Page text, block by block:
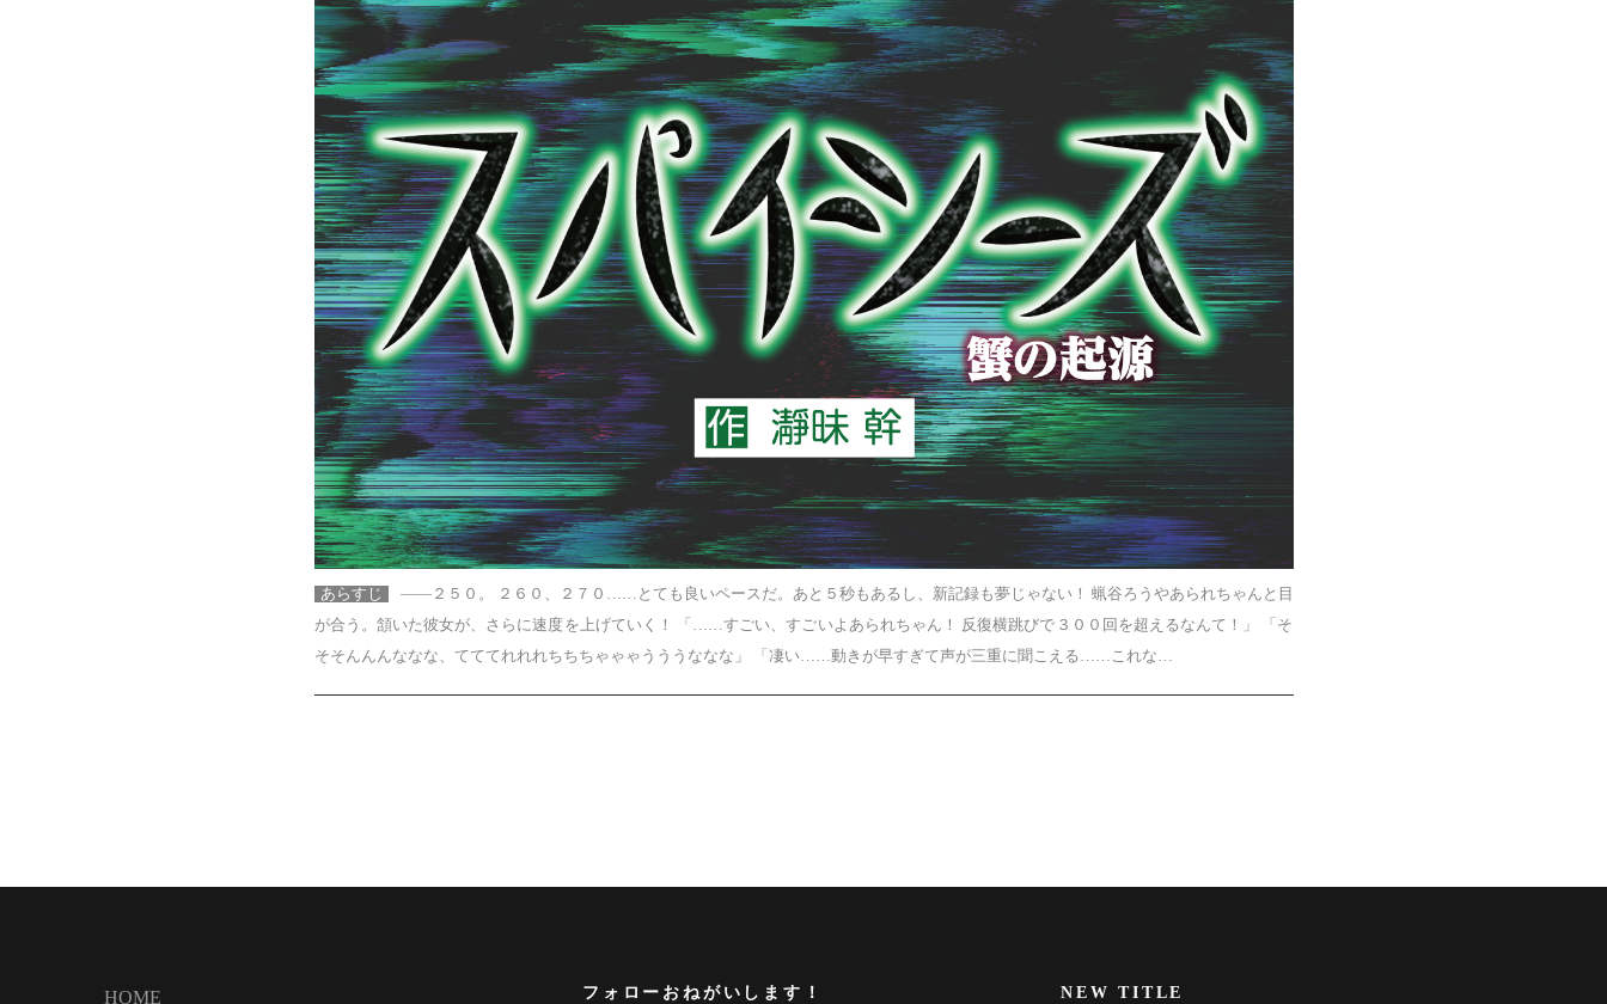
あらすじ
――２５０。 ２６０、２７０……とても良いペースだ。あと５秒もあるし、新記録も夢じゃない！ 蝋谷ろうやあられちゃんと目
が合う。頷いた彼女が、さらに速度を上げていく！ 「……すごい、すごいよあられちゃん！ 反復横跳びで３００回を超えるなんて！」 「そ
そそんんんななな、てててれれれちちちゃゃゃうううななな」 「凄い……動きが早すぎて声が三重に聞こえる……これな…
HOME フォローおねがいします！ NEW TITLE